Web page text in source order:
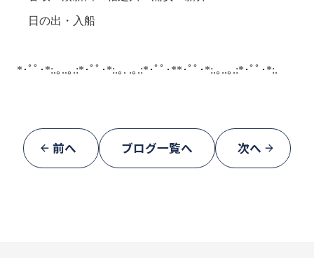
日の出・入船
*･ﾟﾟ･*:.｡..｡.:*･ﾟﾟ･*:.｡. .｡.:*･ﾟﾟ･**･ﾟﾟ･*:.｡..｡.:*･ﾟﾟ･*:.
前へ ブログ一覧へ 次へ